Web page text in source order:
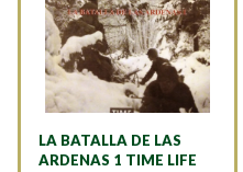
LA BATALLA DE LAS
ARDENAS 1 TIME LIFE